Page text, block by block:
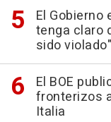
El
tenga claro
sido violado"
El BOE
fronterizos
Italia